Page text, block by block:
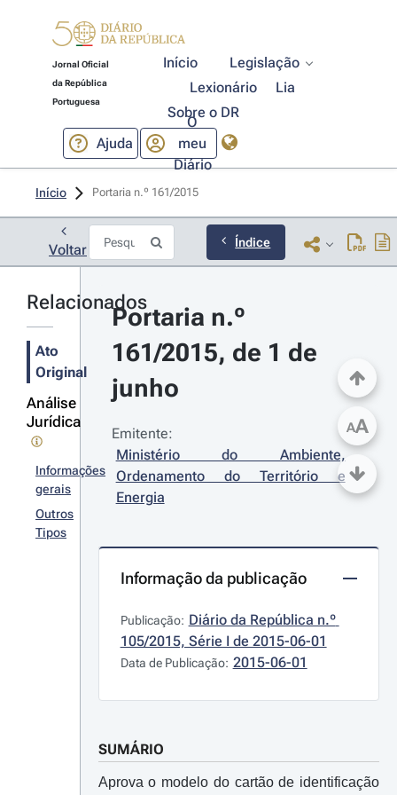
Jornal Oficial
da República
Portuguesa
Início
Legislação
Lexionário
Lia
Sobre o DR
Ajuda
O
meu
Diário
Início Portaria n.º 161/2015
Voltar Índice
Relacionados
Ato
Original
Análise
Jurídica
Informações
gerais
Outros
Tipos
Portaria n.º
161/2015, de 1 de
junho
Emitente:
Ministério do Ambiente,
Ordenamento do Território e
Energia
Informação da publicação
Publicação: Diário da República n.º
105/2015, Série I de 2015-06-01
Data de Publicação: 2015-06-01
SUMÁRIO
Aprova o modelo do cartão de identificação
AA